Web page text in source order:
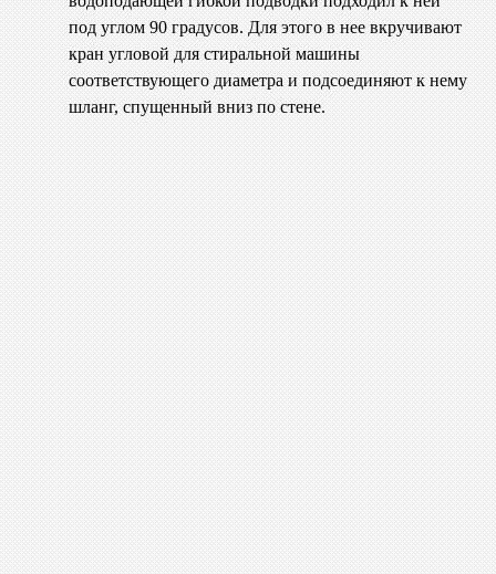
под углом 90 градусов. Для этого в нее вкручивают
кран угловой для стиральной машины
соответствующего диаметра и подсоединяют к нему
шланг, спущенный вниз по стене.